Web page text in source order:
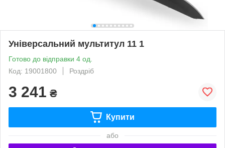
Універсальний мультитул 11 1
Готово до відправки 4 од.
Код: 19001800
Роздріб
3 241 ₴
Купити
або